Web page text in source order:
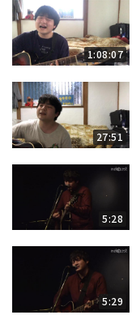
1:08:07
27:51
5:28
5:29